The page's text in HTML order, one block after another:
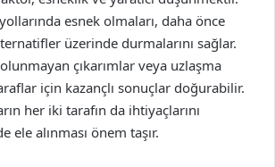
esnek olmaları, daha önce
üzerinde durmalarını sağlar.
çıkarımlar veya uzlaşma
için kazançlı sonuçlar doğurabilir.
her iki tarafın da ihtiyaçlarını
ele alınması önem taşır.